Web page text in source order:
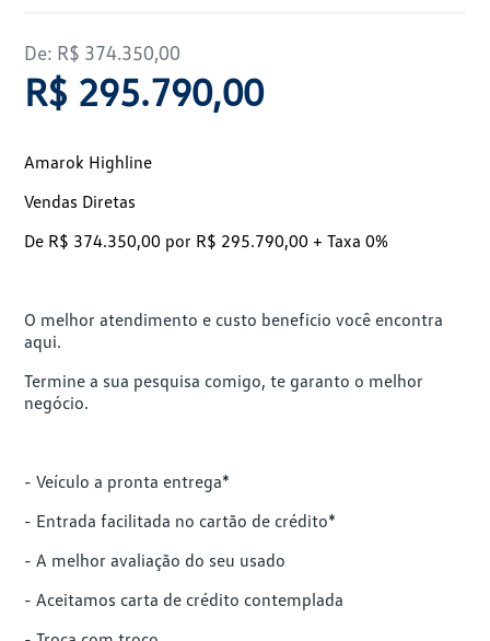
De: R$ 374.350,00
R$ 295.790,00
Amarok Highline
Vendas Diretas
De R$ 374.350,00 por R$ 295.790,00 + Taxa 0%
O melhor atendimento e custo beneficio você encontra
aqui.
Termine a sua pesquisa comigo, te garanto o melhor
negócio.
- Veículo a pronta entrega*
- Entrada facilitada no cartão de crédito*
- A melhor avaliação do seu usado
- Aceitamos carta de crédito contemplada